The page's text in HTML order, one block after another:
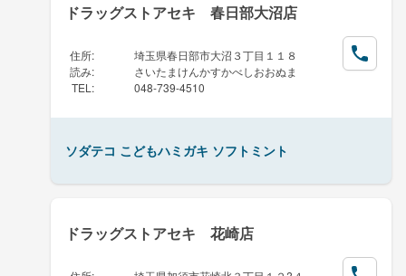
ドラッグストアセキ 春日部大沼店
住所:
埼玉県春日部市大沼３丁目１１８
読み:
さいたまけんかすかべしおおぬま
TEL : 048-739-4510
ソダテコ こどもハミガキ ソフトミント
ドラッグストアセキ 花崎店